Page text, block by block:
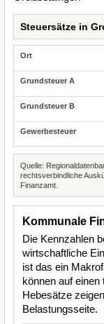
Steuersätze in
Quelle:
rechtsverbindliche
Finanzamt.
Kommunale
Die Kennzahlen
wirtschaftliche
ist das ein
können auf einen
Hebesätze
Belastungsseite.